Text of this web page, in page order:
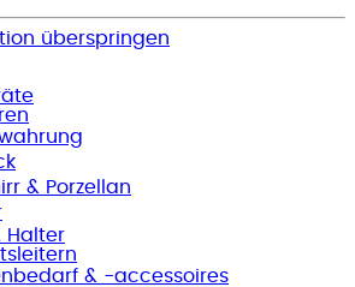
überspringen
& Porzellan
Halter
& -accessoires